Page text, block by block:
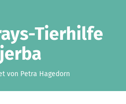
Tierhilfe
von Petra Hagedorn